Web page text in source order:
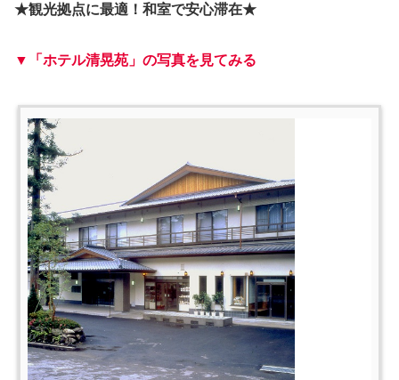
★観光拠点に最適！和室で安心滞在★
▼「ホテル清晃苑」の写真を見てみる